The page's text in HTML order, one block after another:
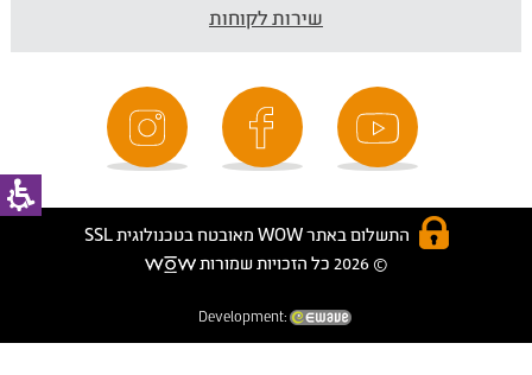
שירות לקוחות
התשלום באתר WOW מאובטח בטכנולוגית SSL
© 2026 כל הזכויות שמורות
Development: